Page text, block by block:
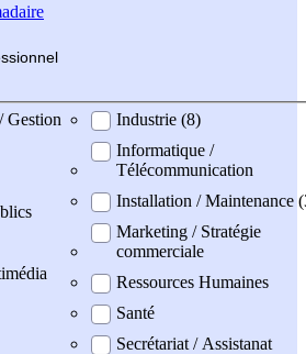
Gestion
Industrie (8)
Informatique /
Télécommunication
Installation / Maintenance
Marketing / Stratégie
commerciale
Ressources Humaines
Santé
Secrétariat / Assistanat